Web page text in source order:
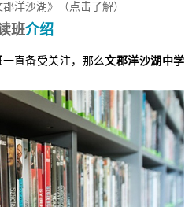
洋沙湖》（点击了解）
班介绍
一直备受关注，那么文郡洋沙湖中学